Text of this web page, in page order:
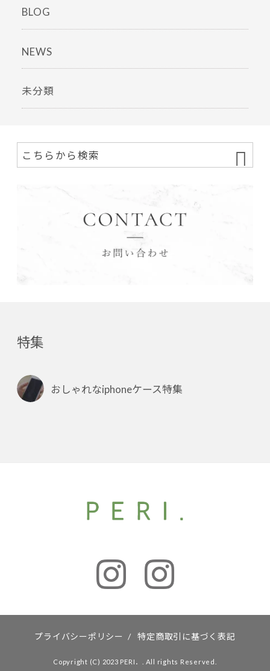
BLOG
NEWS
未分類
特集
おしゃれなiphoneケース特集
プライバシーポリシー / 特定商取引に基づく表記
Copyright (C) 2023 PERI．. All rights Reserved.